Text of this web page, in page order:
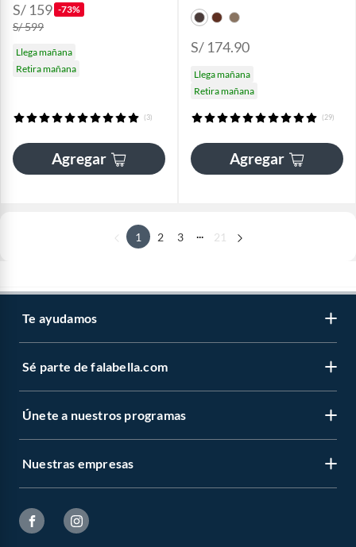
S/ 159 -73%
S/ 599
Llega mañana
Retira mañana
(3)
Agregar
S/ 174.90
Llega mañana
Retira mañana
(29)
Agregar
1 2 3 21
Te ayudamos
Sé parte de falabella.com
Únete a nuestros programas
Nuestras empresas